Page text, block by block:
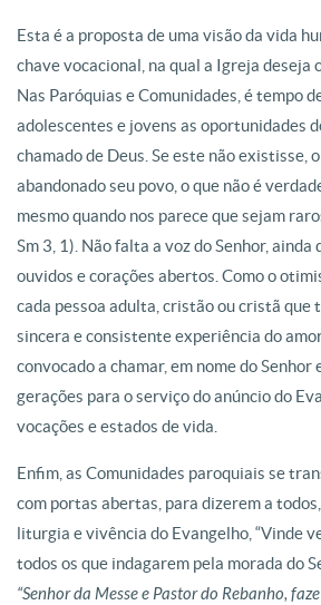
Esta é a proposta de uma visão da vida
chave vocacional, na qual a Igreja deseja
Nas Paróquias e Comunidades, é tempo
adolescentes e jovens as oportunidades
chamado de Deus. Se este não existisse,
abandonado seu povo, o que não é
mesmo quando nos parece que sejam
Sm 3, 1). Não falta a voz do Senhor,
ouvidos e corações abertos. Como o
cada pessoa adulta, cristão ou cristã que
sincera e consistente experiência do
convocado a chamar, em nome do Senhor
gerações para o serviço do anúncio do
vocações e estados de vida.
Enfim, as Comunidades paroquiais se
com portas abertas, para dizerem a
liturgia e vivência do Evangelho, “Vinde
todos os que indagarem pela morada do
“Senhor da Messe e Pastor do Rebanho,